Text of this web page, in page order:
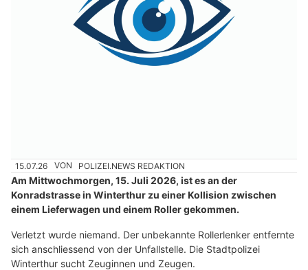
15.07.26 VON POLIZEI.NEWS REDAKTION
Am Mittwochmorgen, 15. Juli 2026, ist es an der
Konradstrasse in Winterthur zu einer Kollision zwischen
einem Lieferwagen und einem Roller gekommen.
Verletzt wurde niemand. Der unbekannte Rollerlenker entfernte
sich anschliessend von der Unfallstelle. Die Stadtpolizei
Winterthur sucht Zeuginnen und Zeugen.